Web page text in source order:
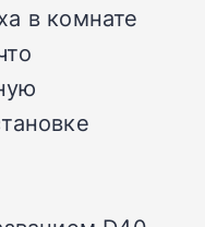
в комнате